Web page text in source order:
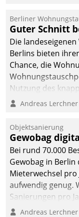
Berliner
Guter Schnitt
Die
Berlins bieten
Chance, die
Nutzung des
Anwendungsfall
Unternehmen.
Andreas Lerchner
Objektsanierung
Gewobag
Bei rund 70.000
Gewobag in
Mieterwechsel pro
aufwendig genug.
Sanierungen pro
Betreuungs- und
Andreas Lerchner